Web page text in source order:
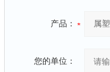
产品：
您的单位：